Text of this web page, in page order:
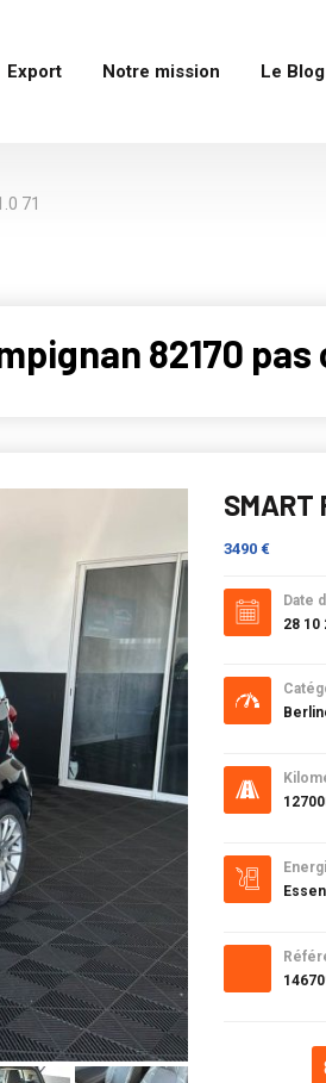
Export Notre mission Le Blog
71
82170 pas
SMART
3490 €
Date
28 10